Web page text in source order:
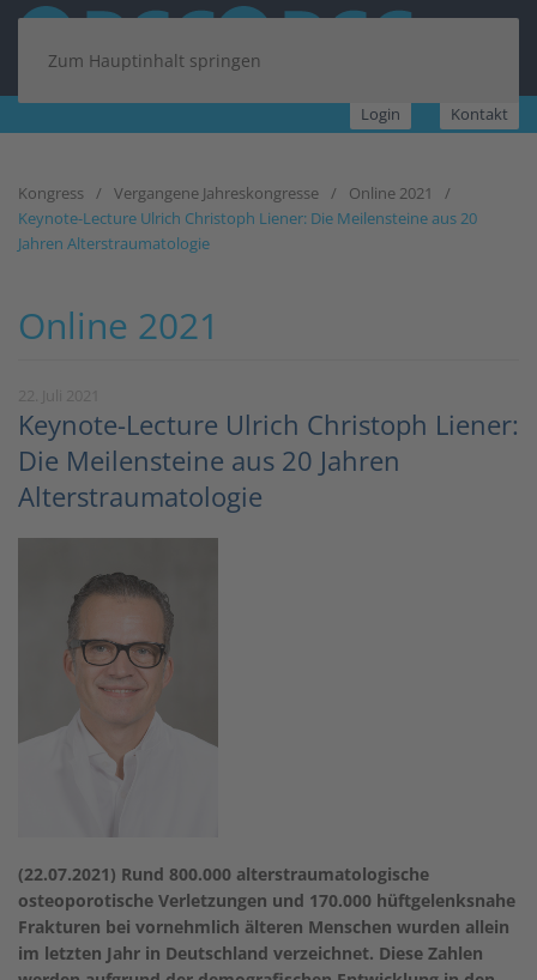
Zum Hauptinhalt springen
Login Kontakt
Kongress Vergangene Jahreskongresse
Online 2021
Keynote-Lecture Ulrich Christoph Liener: Die Meilensteine aus 20
Jahren Alterstraumatologie
Online 2021
Keynote-Lecture Ulrich Christoph Liener:
Die Meilensteine aus 20 Jahren
Alterstraumatologie
(22.07.2021) Rund 800.000 alterstraumatologische
osteoporotische Verletzungen und 170.000 hüftgelenksnahe
Frakturen bei vornehmlich älteren Menschen wurden allein
im letzten Jahr in Deutschland verzeichnet. Diese Zahlen